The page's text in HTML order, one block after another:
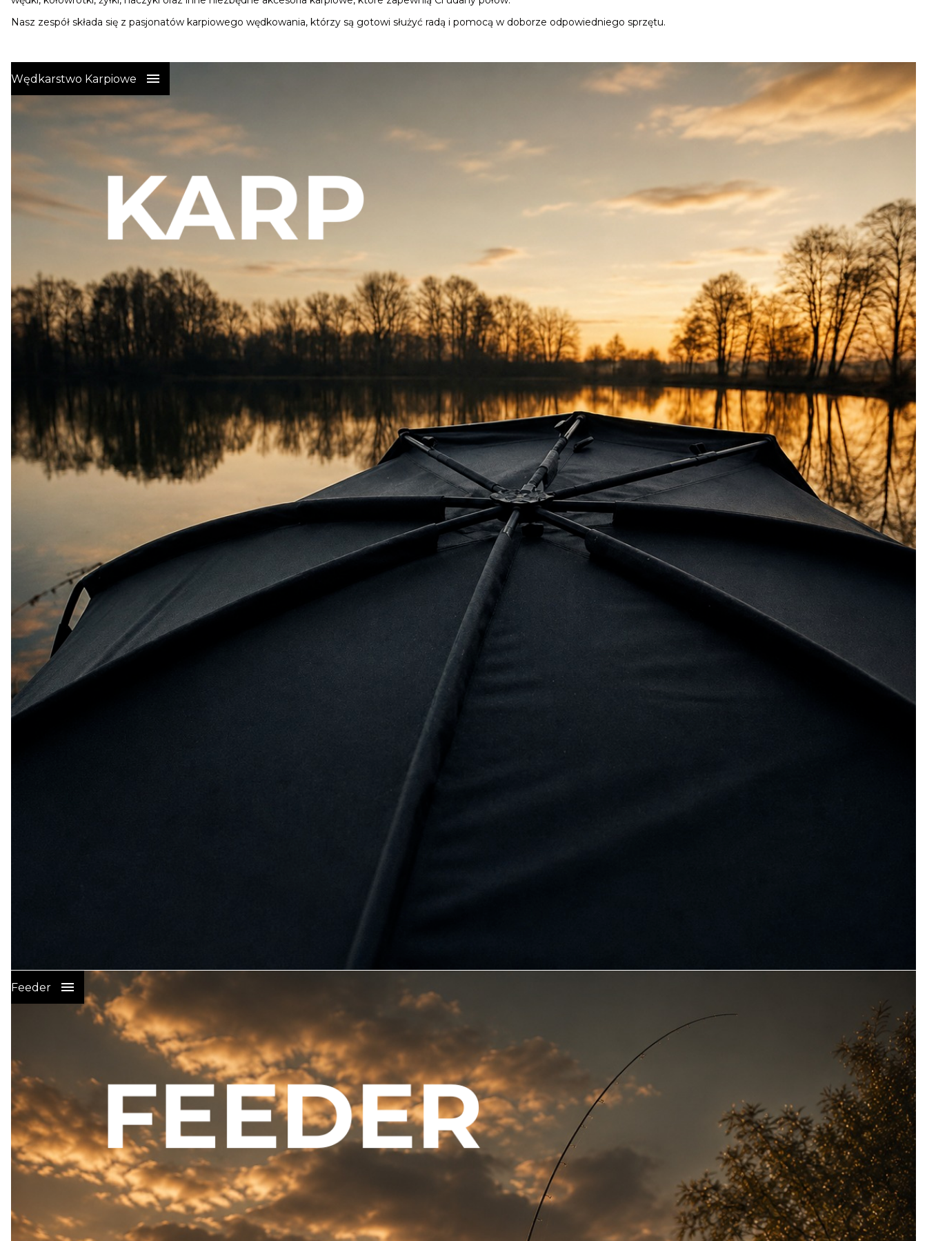
Nasz zespół składa się z pasjonatów karpiowego wędkowania, którzy są gotowi służyć radą i pomocą w doborze odpowiedniego sprzętu.
Wędkarstwo Karpiowe
Wędkarstwo Karpiowe
PRZYNĘTY I ZANĘTY NA KARPIA
ŻYŁKI I PLECIONKI GŁÓWNE
PLECIONKI LEADERY STRZAŁÓWKI
HAKI KARPIOWE
GOTOWE PRZYPONY KARPIOWE
CIĘŻARKI
GOTOWE ZESTAWY KOŃCOWE
Feeder